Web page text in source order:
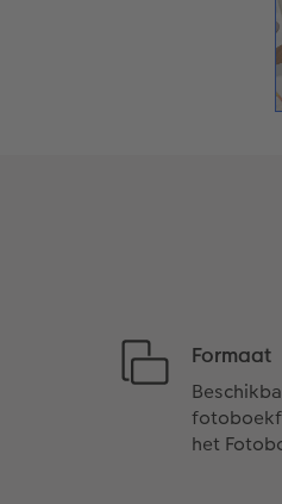
Formaat
het